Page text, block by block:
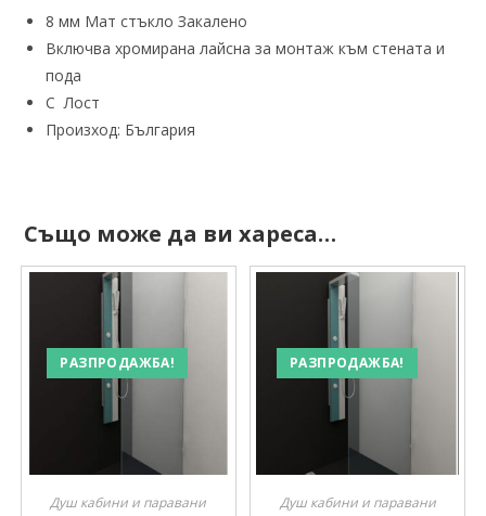
8 мм Мат стъкло Закалено
Включва хромирана лайсна за монтаж към стената и
пода
С Лост
Произход: България
Също може да ви хареса…
РАЗПРОДАЖБА!
Душ кабини и паравани
РАЗПРОДАЖБА!
Душ кабини и паравани